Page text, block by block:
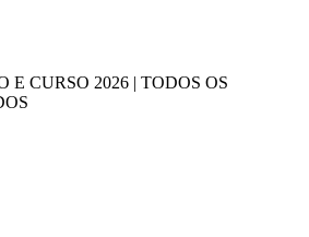
CURSO 2026 | TODOS OS